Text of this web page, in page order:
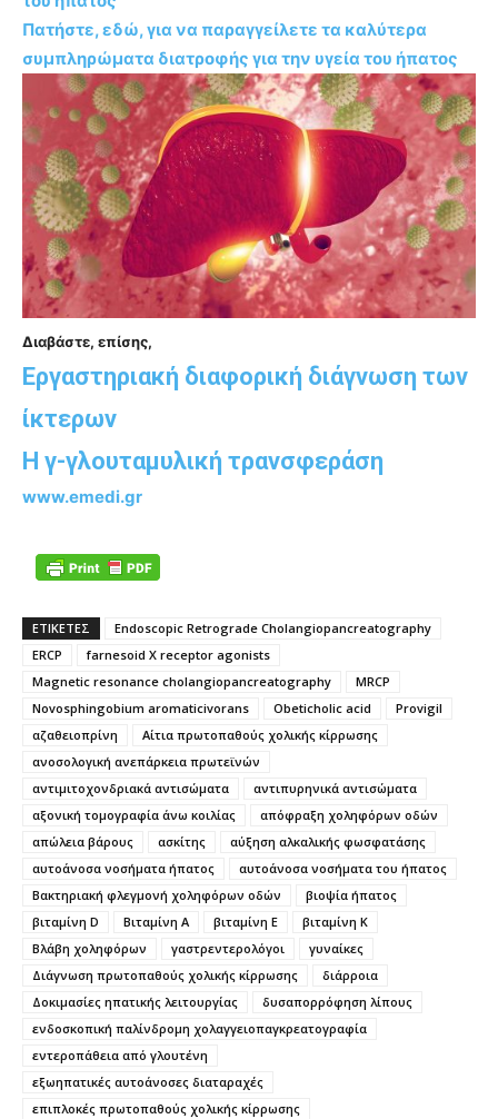
Πατήστε, εδώ, για να παραγγείλετε τα καλύτερα
συμπληρώματα διατροφής για την υγεία του ήπατος
Διαβάστε, επίσης,
Εργαστηριακή διαφορική διάγνωση των
ίκτερων
Η γ-γλουταμυλική τρανσφεράση
www.emedi.gr
ΕΤΙΚΕΤΕΣ
Endoscopic Retrograde Cholangiopancreatography
ERCP
farnesoid X receptor agonists
Magnetic resonance cholangiopancreatography
MRCP
Novosphingobium aromaticivorans
Obeticholic acid
Provigil
αζαθειοπρίνη
Αίτια πρωτοπαθούς χολικής κίρρωσης
ανοσολογική ανεπάρκεια πρωτεϊνών
αντιµιτοχoνδριακά αντισώµατα
αντιπυρηνικά αντισώματα
αξονική τομογραφία άνω κοιλίας
απόφραξη χοληφόρων οδών
απώλεια βάρους
ασκίτης
αύξηση αλκαλικής φωσφατάσης
αυτοάνοσα νοσήματα ήπατος
αυτοάνοσα νοσήματα του ήπατος
Βακτηριακή φλεγμονή χοληφόρων οδών
βιοψία ήπατος
βιταμίνη D
Βιταμίνη Α βιταμίνη Ε
βιταμίνη Κ
Βλάβη χοληφόρων
γαστρεντερολόγοι
γυναίκες
Διάγνωση πρωτοπαθούς χολικής κίρρωσης
διάρροια
Δοκιμασίες ηπατικής λειτουργίας
δυσαπορρόφηση λίπους
ενδοσκοπική παλίνδρομη χολαγγειοπαγκρεατογραφία
εντεροπάθεια από γλουτένη
εξωηπατικές αυτοάνοσες διαταραχές
επιπλοκές πρωτοπαθούς χολικής κίρρωσης